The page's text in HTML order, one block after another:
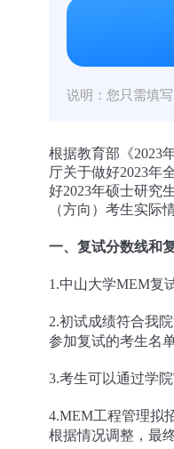
说明：您只需填
根据教育部《2023
厅关于做好2023年
好2023年硕士研究
（方向）考生实际
一、复试分数线和
1.中山大学MEM复
2.初试成绩符合我
参加复试的考生名单
3.考生可以通过学
4.MEM工程管理拟
根据情况调整，最